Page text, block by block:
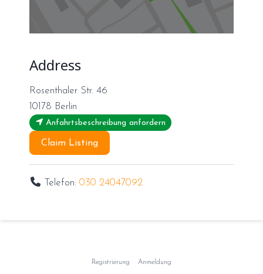
Address
Rosenthaler Str. 46
10178 Berlin
Anfahrtsbeschreibung anfordern
Claim Listing
Telefon:030 24047092
Registrierung Anmeldung